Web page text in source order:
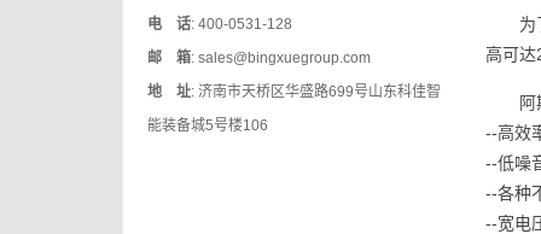
为
高可达
--高效
--低噪
--各种
--宽电
电 话: 400-0531-128
邮 箱: sales@bingxuegroup.com
地 址: 济南市天桥区华盛路699号山东科佳智
能装备城5号楼106